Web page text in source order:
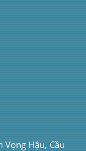
Vọng Hậu, Cầu